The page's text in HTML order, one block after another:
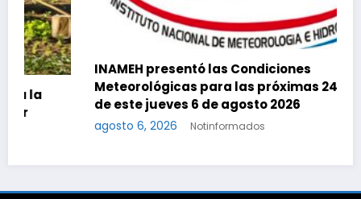
INAMEH presentó las Condiciones
Meteorológicas para las próximas 24 horas,
de este jueves 6 de agosto 2026
agosto 6, 2026 Notinformados